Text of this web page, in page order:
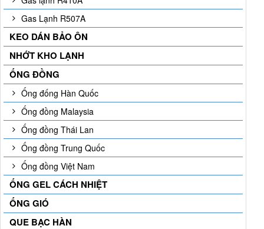
Gas Lạnh R507A
KEO DÁN BẢO ÔN
NHỚT KHO LẠNH
ỐNG ĐỒNG
Ống đống Hàn Quốc
Ống đồng Malaysia
Ống đồng Thái Lan
Ống đồng Trung Quốc
Ống đồng Việt Nam
ỐNG GEL CÁCH NHIỆT
ỐNG GIÓ
QUE BẠC HÀN